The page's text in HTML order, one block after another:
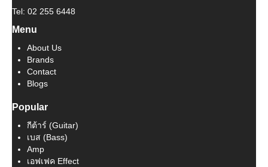
Tel: 02 255 6448
Menu
About Us
Brands
Contact
Blogs
Popular
กีต้าร์ (Guitar)
เบส (Bass)
Amp
เอฟเฟค Effect